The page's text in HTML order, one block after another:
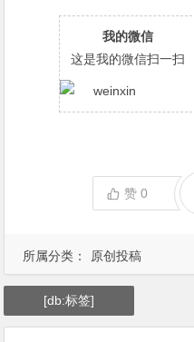
所属分类： 原创投稿
我的微信
这是我的微信扫一扫
赞0
[db:标签]